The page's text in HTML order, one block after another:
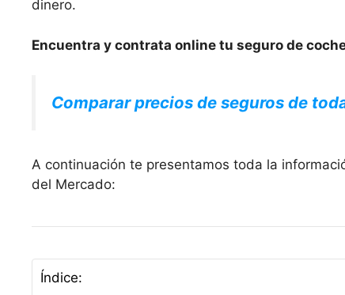
dinero.
Encuentra y contrata online tu seguro de
Comparar precios de seguros de
A continuación te presentamos toda la
del Mercado:
Índice: